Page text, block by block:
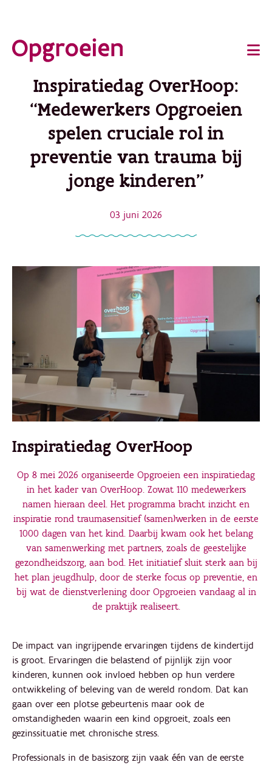
direct
hoofdinhoud
Main
navigation
Inspiratiedag OverHoop:
“Medewerkers Opgroeien
spelen cruciale rol in
preventie van trauma bij
jonge kinderen”
03 juni 2026
Inspiratiedag OverHoop
Op 8 mei 2026 organiseerde Opgroeien een inspiratiedag
in het kader van OverHoop. Zowat 110 medewerkers
namen hieraan deel. Het programma bracht inzicht en
inspiratie rond traumasensitief (samen)werken in de eerste
1000 dagen van het kind. Daarbij kwam ook het belang
van samenwerking met partners, zoals de geestelijke
gezondheidszorg, aan bod. Het initiatief sluit sterk aan bij
het plan jeugdhulp, door de sterke focus op preventie, en
bij wat de dienstverlening door Opgroeien vandaag al in
de praktijk realiseert.
De impact van ingrijpende ervaringen tijdens de kindertijd
is groot. Ervaringen die belastend of pijnlijk zijn voor
kinderen, kunnen ook invloed hebben op hun verdere
ontwikkeling of beleving van de wereld rondom. Dat kan
gaan over een plotse gebeurtenis maar ook de
omstandigheden waarin een kind opgroeit, zoals een
gezinssituatie met chronische stress.
Professionals in de basiszorg zijn vaak één van de eerste